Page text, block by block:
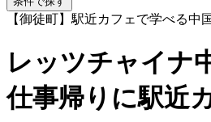
【御徒町】駅近カフェで学べる中
レッツチャイナ
仕事帰りに駅近